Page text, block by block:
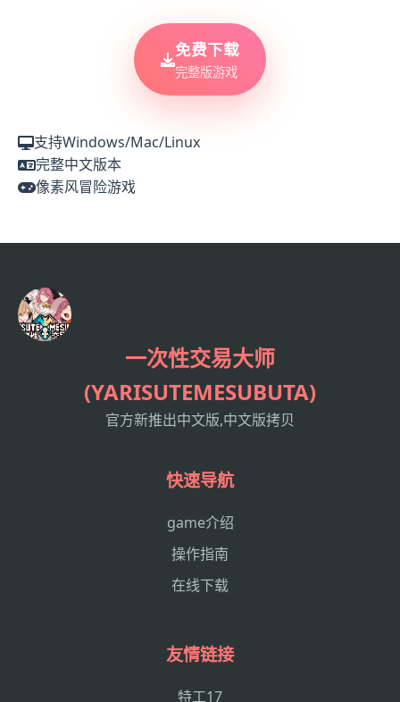
免费下载
完整版游戏
支持Windows/Mac/Linux
完整中文版本
像素风冒险游戏
一次性交易大师
(YARISUTEMESUBUTA)
官方新推出中文版,中文版拷贝
快速导航
game介绍
操作指南
在线下载
友情链接
特工17